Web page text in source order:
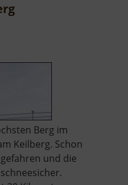
Berg im
Keilberg. Schon
und die